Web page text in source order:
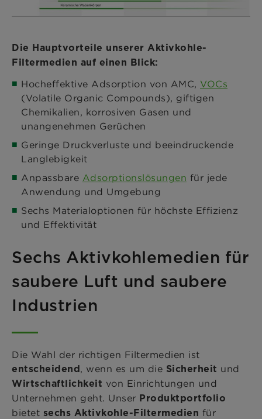
Die Hauptvorteile unserer Aktivkohle-
Filtermedien auf einen Blick:
Hocheffektive Adsorption von AMC, VOCs
(Volatile Organic Compounds), giftigen
Chemikalien, korrosiven Gasen und
unangenehmen Gerüchen
Geringe Druckverluste und beeindruckende
Langlebigkeit
Anpassbare Adsorptionslösungen für jede
Anwendung und Umgebung
Sechs Materialoptionen für höchste Effizienz
und Effektivität
Sechs Aktivkohlemedien für
saubere Luft und saubere
Industrien
Die Wahl der richtigen Filtermedien ist
entscheidend, wenn es um die Sicherheit und
Wirtschaftlichkeit von Einrichtungen und
Unternehmen geht. Unser Produktportfolio
bietet sechs Aktivkohle-Filtermedien für